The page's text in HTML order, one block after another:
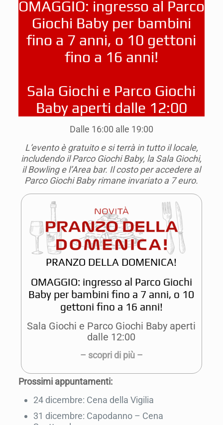
OMAGGIO: ingresso al Parco
Giochi Baby per bambini
fino a 7 anni, o 10 gettoni
fino a 16 anni!
Sala Giochi e Parco Giochi
Baby aperti dalle 12:00
Dalle 16:00 alle 19:00
L’evento è gratuito e si terrà in tutto il locale,
includendo il Parco Giochi Baby, la Sala Giochi,
il Bowling e l’Area bar. Il costo per accedere al
Parco Giochi Baby rimane invariato a 7 euro.
PRANZO DELLA DOMENICA!
OMAGGIO: ingresso al Parco Giochi
Baby per bambini fino a 7 anni, o 10
gettoni fino a 16 anni!
Sala Giochi e Parco Giochi Baby aperti
dalle 12:00
– scopri di più –
Prossimi appuntamenti:
24 dicembre: Cena della Vigilia
31 dicembre: Capodanno – Cena